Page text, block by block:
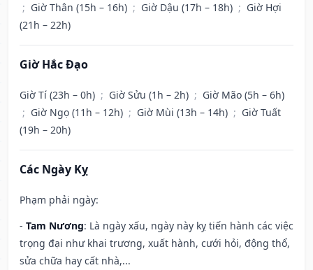
; Giờ Thân (15h – 16h) ; Giờ Dậu (17h – 18h) ; Giờ Hợi
(21h – 22h)
Giờ Hắc Đạo
Giờ Tí (23h – 0h) ; Giờ Sửu (1h – 2h) ; Giờ Mão (5h – 6h)
; Giờ Ngọ (11h – 12h) ; Giờ Mùi (13h – 14h) ; Giờ Tuất
(19h – 20h)
Các Ngày Kỵ
Phạm phải ngày:
- Tam Nương: Là ngày xấu, ngày này kỵ tiến hành các việc
trọng đại như khai trương, xuất hành, cưới hỏi, động thổ,
sửa chữa hay cất nhà,...